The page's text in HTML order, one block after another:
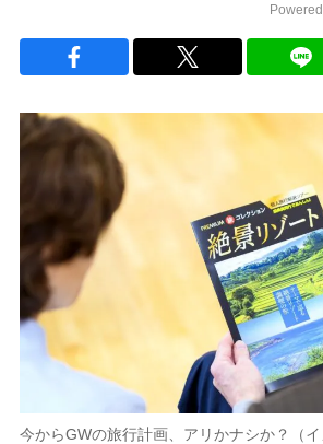
今からGWの旅行計画、アリかナシか？（イ